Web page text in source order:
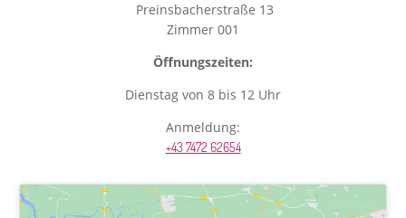
Preinsbacherstraße 13
Zimmer 001
Öffnungszeiten:
Dienstag von 8 bis 12 Uhr
Anmeldung:
+43 7472 62654